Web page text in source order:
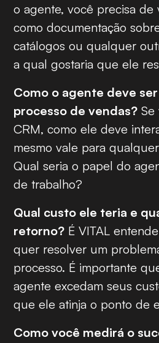
o agente, você precisa de
como documentação
catálogos ou qualquer
a qual gostaria que ele
Como o agente deve
processo de vendas? Se
CRM, como ele deve
mesmo vale para
Qual seria o papel do
de trabalho?
Qual custo ele teria e
retorno? É VITAL
quer resolver um
processo. É importante
agente excedam seus
que ele atinja o ponto de
Como você medirá o